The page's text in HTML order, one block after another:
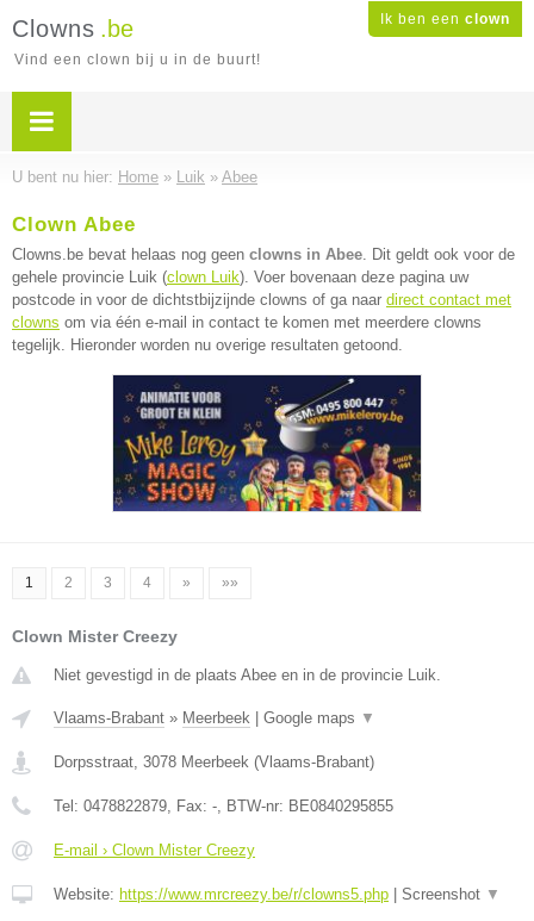
Ik ben een clown
Clowns .be
Vind een clown bij u in de buurt!
U bent nu hier: Home » Luik » Abee
Clown Abee
Clowns.be bevat helaas nog geen clowns in Abee. Dit geldt ook voor de
gehele provincie Luik (clown Luik). Voer bovenaan deze pagina uw
postcode in voor de dichtstbijzijnde clowns of ga naar direct contact met
clowns om via één e-mail in contact te komen met meerdere clowns
tegelijk. Hieronder worden nu overige resultaten getoond.
1 2 3 4 » »»
Clown Mister Creezy
Niet gevestigd in de plaats Abee en in de provincie Luik.
Vlaams-Brabant » Meerbeek Google maps ▼
Dorpsstraat, 3078 Meerbeek (Vlaams-Brabant)
Tel: 0478822879, Fax: -, BTW-nr: BE0840295855
E-mail › Clown Mister Creezy
Website: https://www.mrcreezy.be/r/clowns5.php Screenshot ▼